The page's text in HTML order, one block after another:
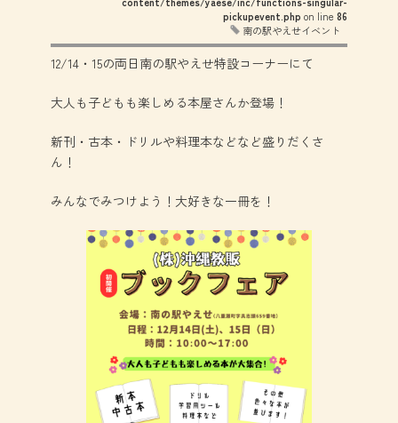
pickupevent.php on line86
南の駅やえせイベント
12/14・15の両日南の駅やえせ特設コーナーにて
大人も子どもも楽しめる本屋さんか登場！
新刊・古本・ドリルや料理本などなど盛りだくさ
ん！
みんなでみつけよう！大好きな一冊を！